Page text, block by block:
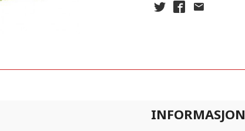
INFORMASJON